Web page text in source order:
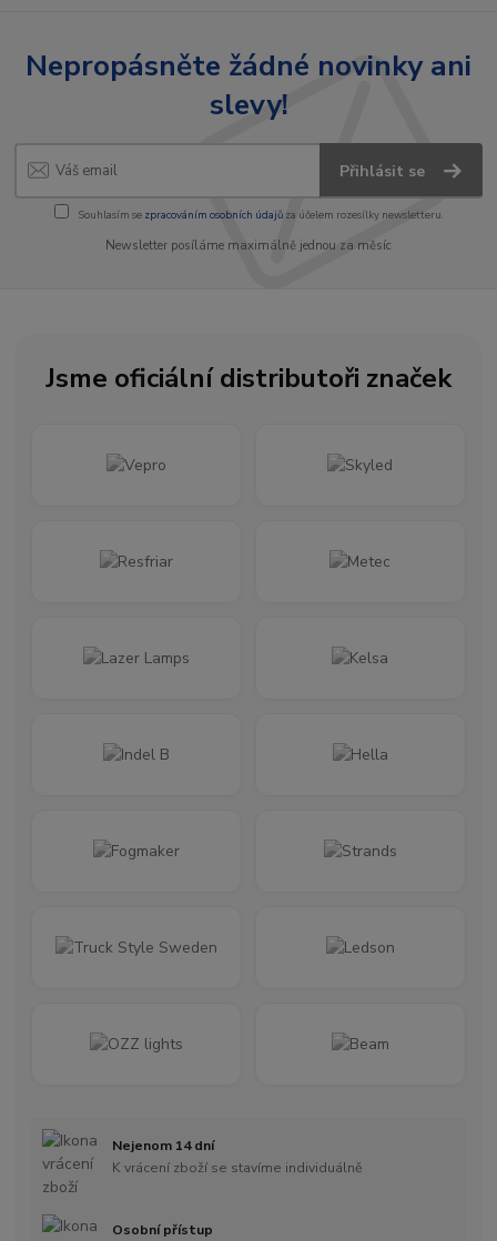
Nepropásněte žádné novinky ani
slevy!
Přihlásit se
Souhlasím se zpracováním osobních údajůza účelem rozesílky newsletteru.
Newsletter posíláme maximálně jednou za měsíc
Jsme oficiální distributoři značek
Nejenom 14 dní
K vrácení zboží se stavíme individuálně
Osobní přístup